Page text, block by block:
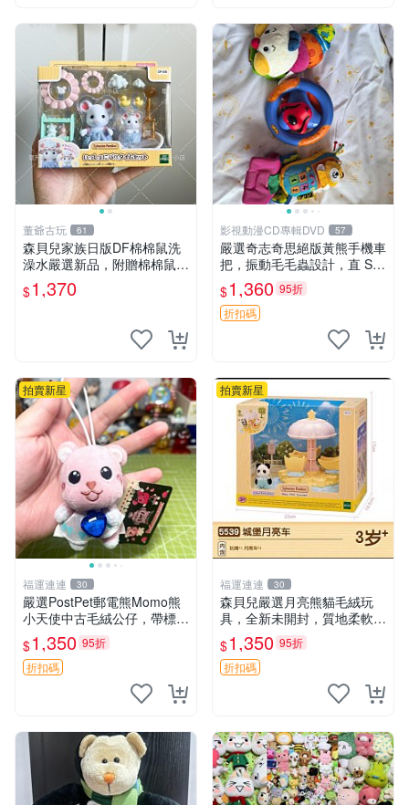
董爺古玩 61
森貝兒家族日版DF棉棉鼠洗
澡水嚴選新品，附贈棉棉鼠媽
媽與嬰兒及配件。-paper盒
裝，輕便設計方便攜帶。 棉
$1,370
影視動漫CD專輯DVD 57
嚴選奇志奇思絕版黃熊手機車
把，振動毛毛蟲設計，直 SA
LE 售不退不換 毛毛蟲 手機
車把
$1,360 95折
折扣碼
拍賣新星
福運連連 30
嚴選PostPet郵電熊Momo熊
小天使中古毛絨公仔，帶標牌
保存完好。絕版稀有少見收藏
品，微瑕可接受，狀態如圖。
所見即所得，毛絨精品嚴選推
$1,350 95折
折扣碼
拍賣新星
福運連連 30
森貝兒嚴選月亮熊貓毛絨玩
具，全新未開封，質地柔軟適
合收藏 月亮熊貓 毛絨玩具 新
款 儲倉直銷
$1,350 95折
折扣碼